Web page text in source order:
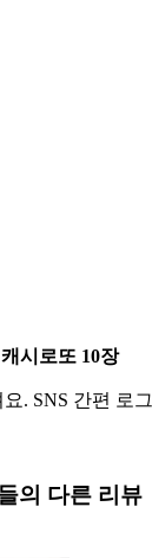
시로또 10장
. SNS 간편 로
의 다른 리뷰